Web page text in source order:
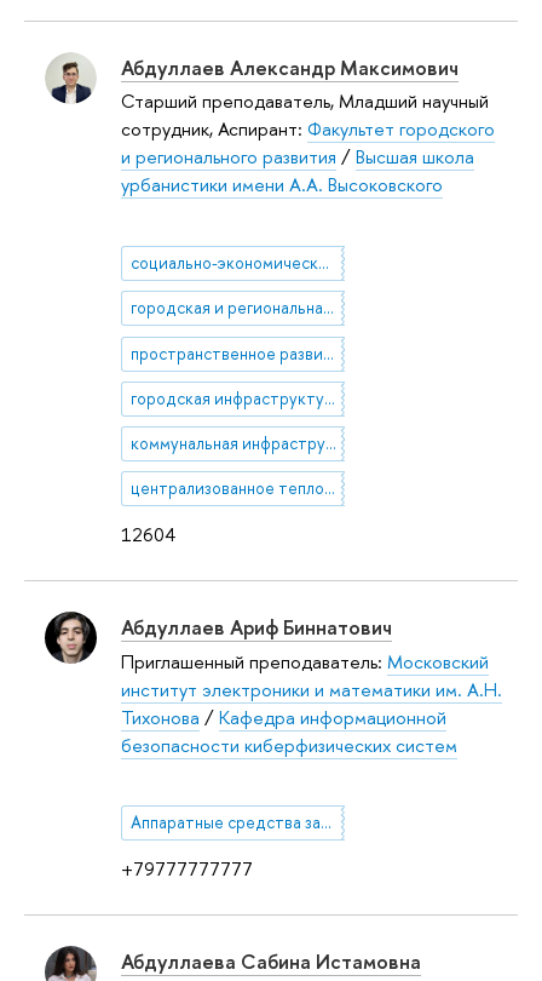
12604
Абдуллаев Александр Максимович
Старший преподаватель, Младший научный
сотрудник, Аспирант: Факультет городского
и регионального развития /Высшая школа
урбанистики имени А.А. Высоковского
социально-экономическая география
городская и региональная экономика
пространственное развитие городов
городская инфраструктура
коммунальная инфраструктура
централизованное теплоснабжение
+79777777777
Абдуллаев Ариф Биннатович
Приглашенный преподаватель: Московский
институт электроники и математики им. А.Н.
Тихонова /Кафедра информационной
безопасности киберфизических систем
Аппаратные средства защиты информационных систем
Абдуллаева Сабина Истамовна